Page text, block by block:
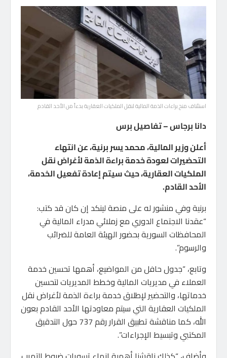
استئناف منح براءات الذمة المالية لنقل الملكيات العقارية بدءاً من الأحد القادم
دانا برجاس – تفاصيل برس
أعلن وزير المالية، محمد يسر برنية، عن انتهاء
التحضيرات لعودة خدمة براءة الذمة لأغراض نقل
الملكيات العقارية، حيث سيتم إعادة تفعيل الخدمة،
الأحد القادم.
برنية وفي منشور له على منصة لينكد إن كان قد كتب:
“عقدنا الاجتماع الدوري مع زملائي مدراء المالية في
المحافظات السورية بحضور الهيئة العامة للضرائب
والرسوم”.
وتابع، “جدول حافل من المواضيع، أهمها تحسين خدمة
العملاء في مديريات المالية وخطط المديريات لتحسين
خدماتها، والتحضير لإطلاق خدمة براءة الذمة لأغراض نقل
الملكيات العقارية التي سيتم معاودتها الأحد القادم بعون
الله، كما مناقشة تطبيق القرار رقم 737 حول التدقيق
المكتبي وتبسيط الإجراءات”.